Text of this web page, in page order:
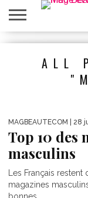
ACCUEIL
ALL
MAGBEAUTECOM | 28
Top 10 des
masculins
Les Français
magazines